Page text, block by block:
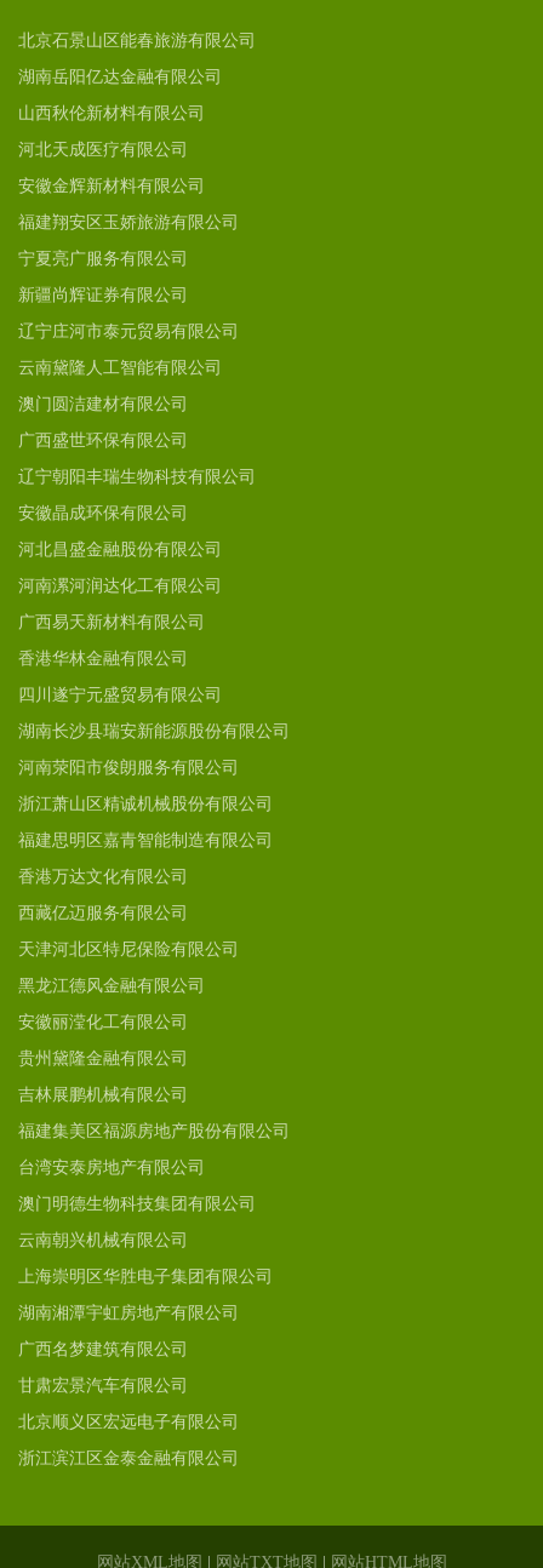
北京石景山区能春旅游有限公司
湖南岳阳亿达金融有限公司
山西秋伦新材料有限公司
河北天成医疗有限公司
安徽金辉新材料有限公司
福建翔安区玉娇旅游有限公司
宁夏亮广服务有限公司
新疆尚辉证券有限公司
辽宁庄河市泰元贸易有限公司
云南黛隆人工智能有限公司
澳门圆洁建材有限公司
广西盛世环保有限公司
辽宁朝阳丰瑞生物科技有限公司
安徽晶成环保有限公司
河北昌盛金融股份有限公司
河南漯河润达化工有限公司
广西易天新材料有限公司
香港华林金融有限公司
四川遂宁元盛贸易有限公司
湖南长沙县瑞安新能源股份有限公司
河南荥阳市俊朗服务有限公司
浙江萧山区精诚机械股份有限公司
福建思明区嘉青智能制造有限公司
香港万达文化有限公司
西藏亿迈服务有限公司
天津河北区特尼保险有限公司
黑龙江德风金融有限公司
安徽丽滢化工有限公司
贵州黛隆金融有限公司
吉林展鹏机械有限公司
福建集美区福源房地产股份有限公司
台湾安泰房地产有限公司
澳门明德生物科技集团有限公司
云南朝兴机械有限公司
上海崇明区华胜电子集团有限公司
湖南湘潭宇虹房地产有限公司
广西名梦建筑有限公司
甘肃宏景汽车有限公司
北京顺义区宏远电子有限公司
浙江滨江区金泰金融有限公司
网站XML地图 网站TXT地图 网站HTML地图